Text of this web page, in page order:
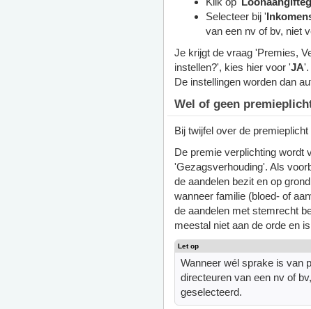
Selecteer bij '
van een nv of bv, niet
Je krijgt de vraag 'Premies,
instellen?', kies hier voor 'JA'.
De instellingen worden dan
Wel of geen
Bij twijfel over de
De premie verplichting wordt
'Gezagsverhouding'. Als
de aandelen bezit en op
wanneer familie (bloed- of
de aandelen met stemrecht
meestal niet aan de orde en
Wanneer wél sprake is van
directeuren van een nv of
geselecteerd.